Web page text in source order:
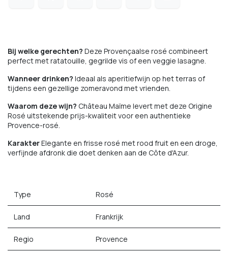
Bij welke gerechten? Deze Provençaalse rosé combineert
perfect met ratatouille, gegrilde vis of een veggie lasagne.
Wanneer drinken? Ideaal als aperitiefwijn op het terras of
tijdens een gezellige zomeravond met vrienden.
Waarom deze wijn? Château Maïme levert met deze Origine
Rosé uitstekende prijs-kwaliteit voor een authentieke
Provence-rosé.
KarakterElegante en frisse rosé met rood fruit en een droge,
verfijnde afdronk die doet denken aan de Côte d'Azur.
Type Rosé
Land Frankrijk
Regio Provence